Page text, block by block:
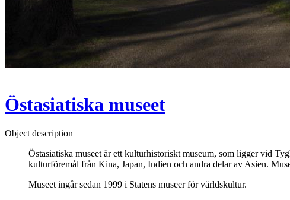
Östasiatiska museet
Object description
Östasiatiska museet är ett kulturhistoriskt museum, som ligger vid
kulturföremål från Kina, Japan, Indien och andra delar av Asien.
Museet ingår sedan 1999 i Statens museer för världskultur.